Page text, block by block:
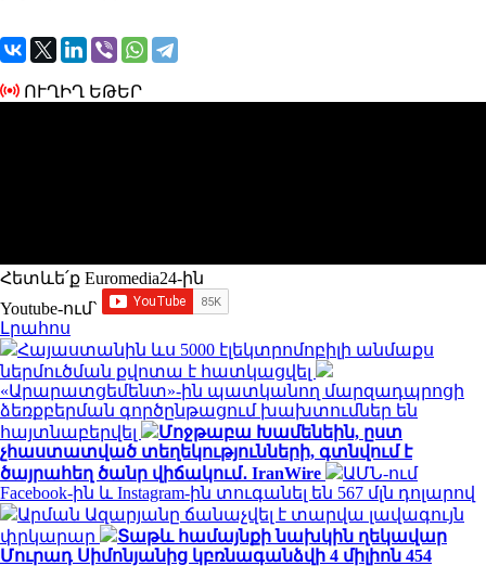
ՈՒՂԻՂ ԵԹԵՐ
Հետևե՛ք Euromedia24-ին
Youtube-ում`
Լրահոս
Հայաստանին ևս 5000 էլեկտրոմոբիլի անմաքս
ներմուծման քվոտա է հատկացվել
«Արարատցեմենտ»-ին պատկանող մարզադպրոցի
ձեռքբերման գործընթացում խախտումներ են
հայտնաբերվել
Մոջթաբա Խամենեին, ըստ
չհաստատված տեղեկությունների, գտնվում է
ծայրահեղ ծանր վիճակում․ IranWire
ԱՄՆ-ում
Facebook-ին և Instagram-ին տուգանել են 567 մլն դոլարով
Արման Ազարյանը ճանաչվել է տարվա լավագույն
փրկարար
Տաթև համայնքի նախկին ղեկավար
Մուրադ Սիմոնյանից կբռնագանձվի 4 միլիոն 454